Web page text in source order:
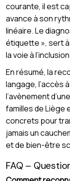
courante, il est
avance à son
linéaire. Le
étiquette », sert
la voie à
En résumé, la
langage, l’accès
l’avènement
familles de Liège
concrets pour
jamais un
et de bien-être
FAQ –